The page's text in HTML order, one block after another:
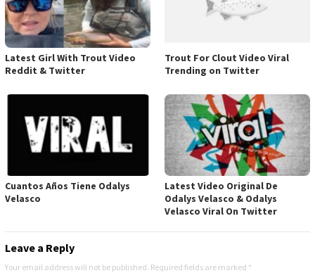
Latest Girl With Trout Video
Reddit & Twitter
Trout For Clout Video Viral
Trending on Twitter
Cuantos Años Tiene Odalys
Velasco
Latest Video Original De
Odalys Velasco & Odalys
Velasco Viral On Twitter
Leave a Reply
Your email address will not be published. Required fields are marked *